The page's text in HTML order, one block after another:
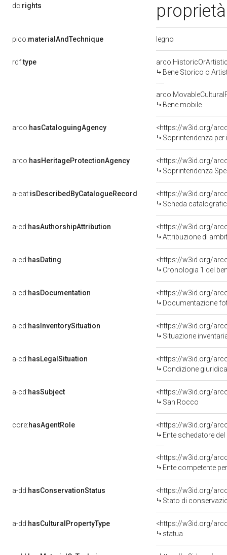
dc:rights
pico:materialAndTechnique legno
rdf:type
Bene Storico o
Bene mobile
arco:hasCataloguingAgency
<https://w3id.org/
Soprintendenza
arco:hasHeritageProtectionAgency
<https://w3id.org/
Soprintendenza
a-cat:isDescribedByCatalogueRecord
<https://w3id.org/
Scheda
a-cd:hasAuthorshipAttribution
<https://w3id.org/
Attribuzione di
a-cd:hasDating
<https://w3id.org/
Cronologia 1 del
a-cd:hasDocumentation
Documentazione
a-cd:hasInventorySituation
<https://w3id.org/
Situazione
a-cd:hasLegalSituation
Condizione
a-cd:hasSubject
<https://w3id.org/
San Rocco
core:hasAgentRole
<https://w3id.org/
Ente schedatore
<https://w3id.org/
Ente competente per
a-dd:hasConservationStatus
<https://w3id.org/
Stato di
a-dd:hasCulturalPropertyType
<https://w3id.org/
statua